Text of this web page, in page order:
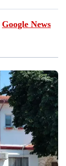
Google News